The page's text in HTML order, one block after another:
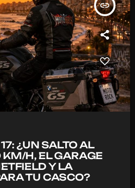
insert_link
¿UN SALTO AL
KM/H, EL GARAGE
Y LA
TU CASCO?